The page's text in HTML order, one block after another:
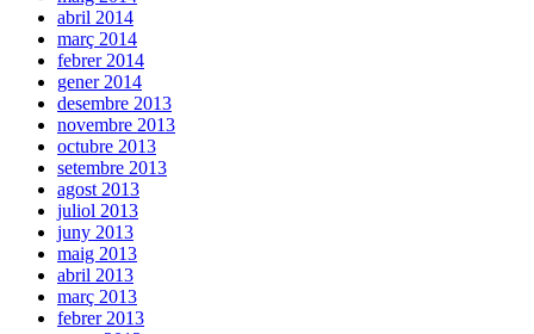
abril 2014
març 2014
febrer 2014
gener 2014
desembre 2013
novembre 2013
octubre 2013
setembre 2013
agost 2013
juliol 2013
juny 2013
maig 2013
abril 2013
març 2013
febrer 2013